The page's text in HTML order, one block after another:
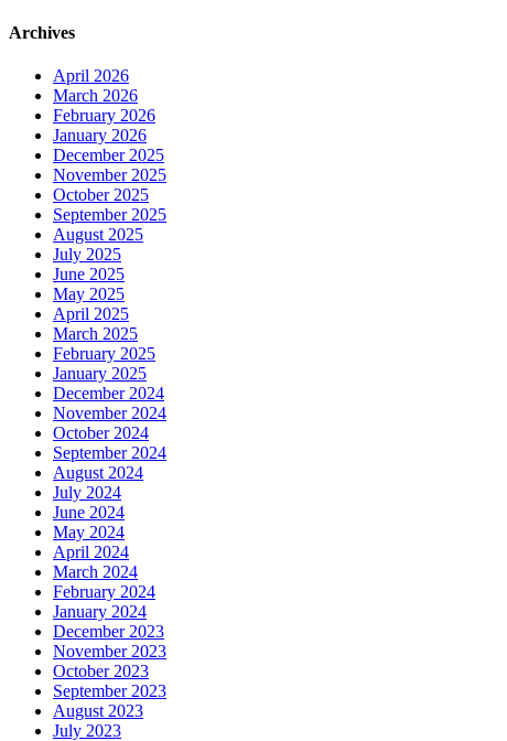
Archives
April 2026
March 2026
February 2026
January 2026
December 2025
November 2025
October 2025
September 2025
August 2025
July 2025
June 2025
May 2025
April 2025
March 2025
February 2025
January 2025
December 2024
November 2024
October 2024
September 2024
August 2024
July 2024
June 2024
May 2024
April 2024
March 2024
February 2024
January 2024
December 2023
November 2023
October 2023
September 2023
August 2023
July 2023